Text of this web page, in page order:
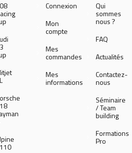
Connexion
Mon
compte
Mes
commandes
Mes
informations
Qui
sommes
nous ?
FAQ
Actualités
Contactez-
nous
Séminaire
/ Team
building
Formations
Pro